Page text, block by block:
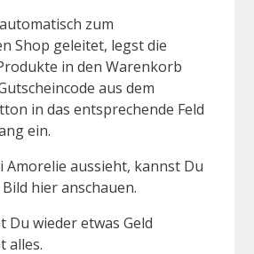
zum
Shop geleitet, legst die
in den Warenkorb
aus dem
in das entsprechende Feld
ein.
Amorelie aussieht, kannst Du
hier anschauen.
Du wieder etwas Geld
alles.